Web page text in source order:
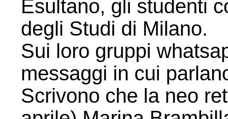
Esultano, gli studenti
degli Studi di Milano.
Sui loro gruppi
messaggi in cui
Scrivono che la neo